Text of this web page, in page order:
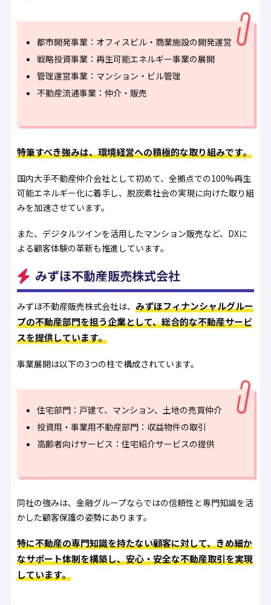
都市開発事業：オフィスビル・商業施設の開発運営
戦略投資事業：再生可能エネルギー事業の展開
管理運営事業：マンション・ビル管理
不動産流通事業：仲介・販売
特筆すべき強みは、環境経営への積極的な取り組みです。
国内大手不動産仲介会社として初めて、全拠点での100%再生
可能エネルギー化に着手し、脱炭素社会の実現に向けた取り組
みを加速させています。
また、デジタルツインを活用したマンション販売など、DXに
よる顧客体験の革新も推進しています。
みずほ不動産販売株式会社
みずほ不動産販売株式会社は、 みずほフィナンシャルグルー
プの不動産部門を担う企業として、総合的な不動産サービ
スを提供しています。
事業展開は以下の3つの柱で構成されています。
住宅部門：戸建て、マンション、土地の売買仲介
投資用・事業用不動産部門：収益物件の取引
高齢者向けサービス：住宅紹介サービスの提供
同社の強みは、金融グループならではの信頼性と専門知識を活
かした顧客保護の姿勢にあります。
特に不動産の専門知識を持たない顧客に対して、きめ細か
なサポート体制を構築し、安心・安全な不動産取引を実現
しています。